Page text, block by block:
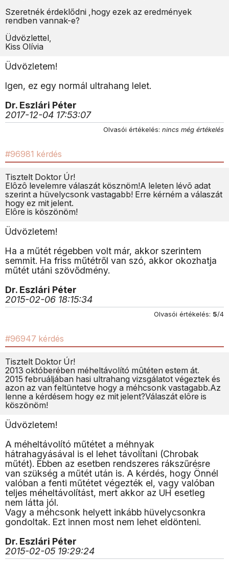
Szeretnék érdeklődni ,hogy ezek az eredmények
rendben vannak-e?
Üdvözlettel,
Kiss Olívia
Üdvözletem!
Igen, ez egy normál ultrahang lelet.
Dr. Eszlári Péter
2017-12-04 17:53:07
Olvasói értékelés: nincs még értékelés
#96981 kérdés
Tisztelt Doktor Úr!
Elôzô levelemre válaszát kösznöm!A leleten lévõ adat
szerint a hüvelycsonk vastagabb! Erre kérném a válaszát
hogy ez mit jelent.
Elôre is köszönöm!
Üdvözletem!
Ha a műtét régebben volt már, akkor szerintem
semmit. Ha friss műtétről van szó, akkor okozhatja
műtét utáni szövődmény.
Dr. Eszlári Péter
2015-02-06 18:15:34
Olvasói értékelés: 5/4
#96947 kérdés
Tisztelt Doktor Úr!
2013 októberében méheltávolító mûtéten estem át.
2015 februáljában hasi ultrahang vizsgálatot végeztek és
azon az van feltüntetve hogy a méhcsonk vastagabb.Az
lenne a kérdésem hogy ez mit jelent?Válaszát elôre is
köszönöm!
Üdvözletem!
A méheltávolító műtétet a méhnyak
hátrahagyásával is el lehet távolítani (Chrobak
műtét). Ebben az esetben rendszeres rákszűrésre
van szükség a műtét után is. A kérdés, hogy Önnél
valóban a fenti műtétet végezték el, vagy valóban
teljes méheltávolítást, mert akkor az UH esetleg
nem látta jól.
Vagy a méhcsonk helyett inkább hüvelycsonkra
gondoltak. Ezt innen most nem lehet eldönteni.
Dr. Eszlári Péter
2015-02-05 19:29:24